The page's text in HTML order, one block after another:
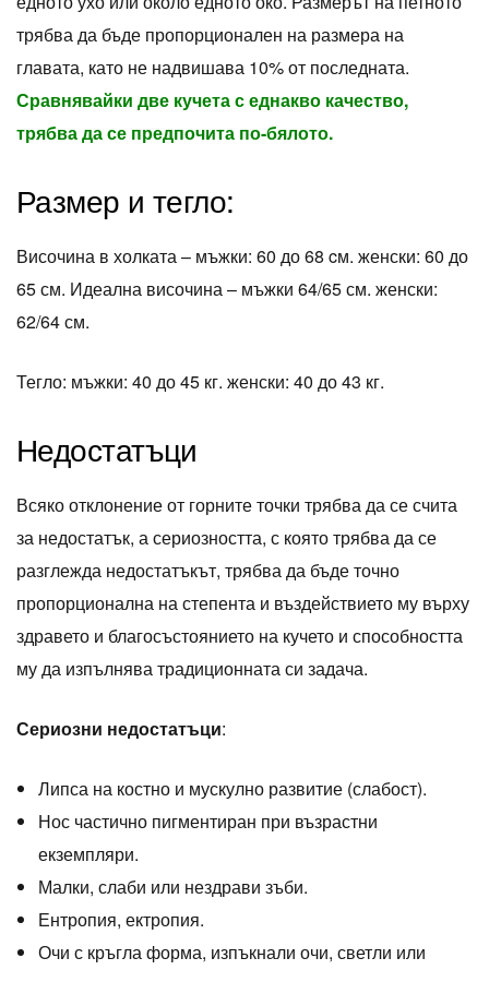
трябва да бъде пропорционален на размера на
главата, като не надвишава 10% от последната.
Сравнявайки две кучета с еднакво качество,
трябва да се предпочита по-бялото.
Размер и тегло:
Височина в холката – мъжки: 60 ​​до 68 cм. женски: 60 до
65 см. Идеална височина – мъжки 64/65 см. женски:
62/64 см.
Тегло: мъжки: 40 до 45 кг. женски: 40 до 43 кг.
Недостатъци
Всяко отклонение от горните точки трябва да се счита
за недостатък, а сериозността, с която трябва да се
разглежда недостатъкът, трябва да бъде точно
пропорционална на степента и въздействието му върху
здравето и благосъстоянието на кучето и способността
му да изпълнява традиционната си задача.
Сериозни недостатъци:
Липса на костно и мускулно развитие (слабост).
Нос частично пигментиран при възрастни
екземпляри.
Малки, слаби или нездрави зъби.
Ентропия, ектропия.
Очи с кръгла форма, изпъкнали очи, светли или